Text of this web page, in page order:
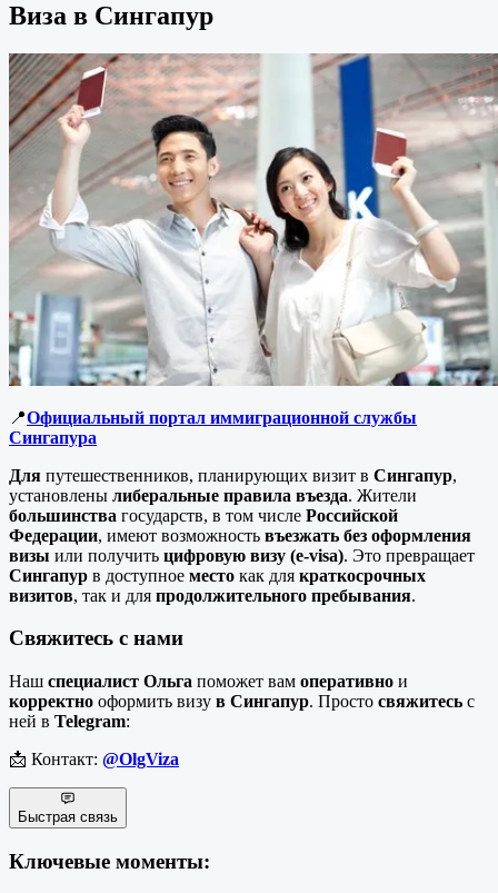
Виза в Сингапур
📍Официальный портал иммиграционной службы
Сингапура
Для путешественников, планирующих визит в Сингапур,
установлены либеральные правила въезда. Жители
большинства государств, в том числе Российской
Федерации, имеют возможность въезжать без оформления
визы или получить цифровую визу (e-visa). Это превращает
Сингапур в доступное место как для краткосрочных
визитов, так и для продолжительного пребывания.
Свяжитесь с нами
Наш специалист Ольга поможет вам оперативно и
корректно оформить визу в Сингапур. Просто свяжитесь с
ней в Telegram:
📩 Контакт: @OlgViza
Быстрая связь
Ключевые моменты: